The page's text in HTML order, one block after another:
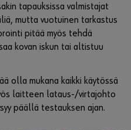
tapauksissa valmistajat
mutta vuotuinen tarkastus
pitää myös tehdä
kovan iskun tai altistuu
olla mukana kaikki käytössä
laitteen lataus-/virtajohto
päällä testauksen ajan.